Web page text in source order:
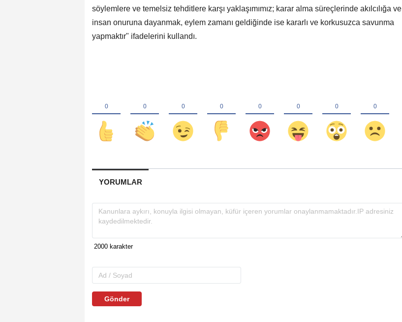
söylemlere ve temelsiz tehditlere karşı yaklaşımımız; karar alma süreçlerinde akılcılığa ve
insan onuruna dayanmak, eylem zamanı geldiğinde ise kararlı ve korkusuzca savunma
yapmaktır" ifadelerini kullandı.
YORUMLAR
Gönder